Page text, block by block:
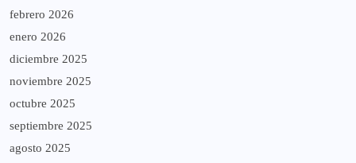
febrero 2026
enero 2026
diciembre 2025
noviembre 2025
octubre 2025
septiembre 2025
agosto 2025